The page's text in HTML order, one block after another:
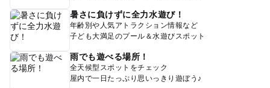
暑さに負けずに全力水遊び！
年齢別や人気アトラクション情報など
子ども大満足のプール＆水遊びスポット
雨でも遊べる場所！
全天候型スポットをチェック
屋内で一日たっぷり思いっきり遊ぼう♪